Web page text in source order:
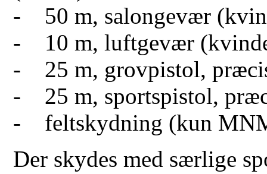
- 50 m, salongevær
- 10 m, luftgevær
- 25 m, grovpistol,
- 25 m, sportspistol,
- feltskydning (kun
Der skydes med særlige